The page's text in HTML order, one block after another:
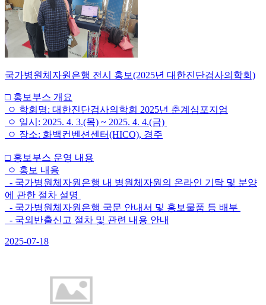
국가병원체자원은행 전시 홍보(2025년 대한진단검사의학회)
□ 홍보부스 개요
ㅇ 학회명: 대한진단검사의학회 2025년 춘계심포지엄
ㅇ 일시: 2025. 4. 3.(목) ~ 2025. 4. 4.(금)
ㅇ 장소: 화백컨벤션센터(HICO), 경주
□ 홍보부스 운영 내용
ㅇ 홍보 내용
- 국가병원체자원은행 내 병원체자원의 온라인 기탁 및 분양
에 관한 절차 설명
- 국가병원체자원은행 국문 안내서 및 홍보물품 등 배부
- 국외반출신고 절차 및 관련 내용 안내
2025-07-18